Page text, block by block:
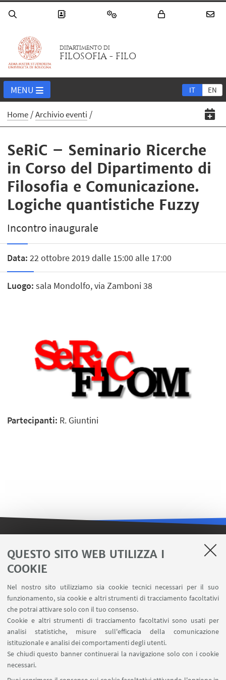
QUESTO SITO WEB UTILIZZA I
COOKIE
Nel nostro sito utilizziamo sia cookie tecnici necessari per il suo
funzionamento, sia cookie e altri strumenti di tracciamento facoltativi
che potrai attivare solo con il tuo consenso.
Cookie e altri strumenti di tracciamento facoltativi sono usati per
analisi statistiche, misure sull'efficacia della comunicazione
istituzionale e analisi dei comportamenti degli utenti.
Se chiudi questo banner continuerai la navigazione solo con i cookie
necessari.
DIPARTIMENTO DI
FILOSOFIA - FILO
IT EN
MENU
Home Archivio eventi
SeRiC – Seminario Ricerche
in Corso del Dipartimento di
Filosofia e Comunicazione.
Logiche quantistiche Fuzzy
Incontro inaugurale
Data: 22 ottobre 2019 dalle 15:00 alle 17:00
Luogo: sala Mondolfo, via Zamboni 38
Partecipanti: R. Giuntini
LINK UTILI
Area riservata FILO
U-Web Missioni
AlmaEsami
AlmaWifi
Proxy: connessione da remoto
InfoPoint Azzo Gardino